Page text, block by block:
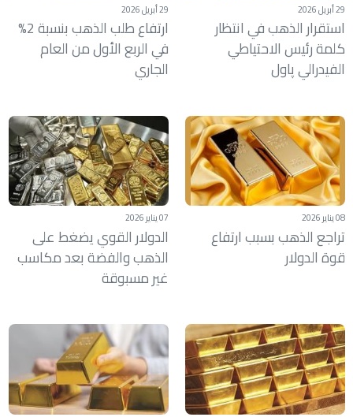
29 أبريل 2026
استقرار الذهب في انتظار
كلمة رئيس الاحتياطي
الفيدرالي پاول
29 أبريل 2026
ارتفاع طلب الذهب بنسبة 2%
في الربع الأول من العام
الجاري
08 يناير 2026
تراجع الذهب بسبب ارتفاع
قوة الدولار
07 يناير 2026
الدولار القوي يضغط على
الذهب والفضة بعد مكاسب
غير مسبوقة